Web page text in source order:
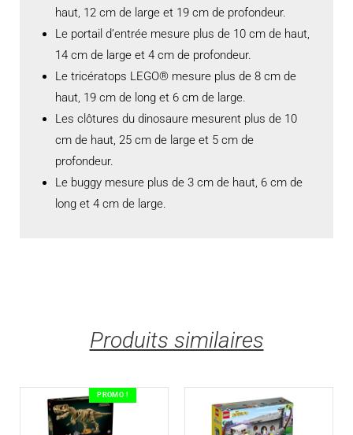
haut, 12 cm de large et 19 cm de profondeur.
Le portail d’entrée mesure plus de 10 cm de haut,
14 cm de large et 4 cm de profondeur.
Le tricératops LEGO® mesure plus de 8 cm de
haut, 19 cm de long et 6 cm de large.
Les clôtures du dinosaure mesurent plus de 10
cm de haut, 25 cm de large et 5 cm de
profondeur.
Le buggy mesure plus de 3 cm de haut, 6 cm de
long et 4 cm de large.
Produits similaires
PROMO !